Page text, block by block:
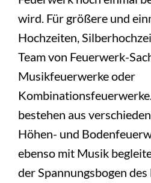
wird. Für größere und
Hochzeiten,
Team von Feuerwerk-
Musikfeuerwerke oder
bestehen aus
Höhen- und
ebenso mit Musik
der Spannungsbogen